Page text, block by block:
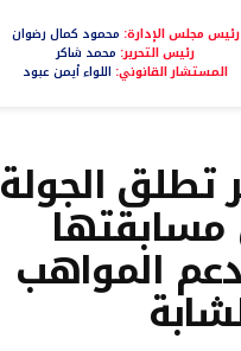
رئيس مجلس الإدارة: محمود كمال رضوان
رئيس التحرير: محمد شاكر
المستشار القانوني: اللواء أيمن عبود
تطلق الجولة
مسابقتها
المواهب